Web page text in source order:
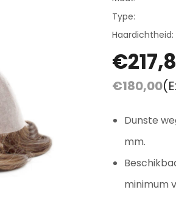
Verzending En Retourneren
Type:
Haardichtheid:
€180,00
Dunste
mm.
minimum